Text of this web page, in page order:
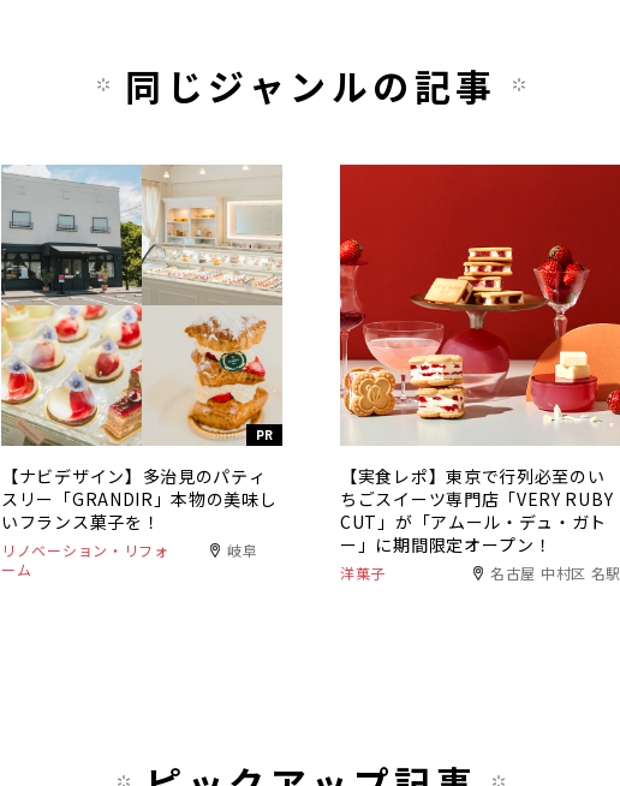
同じジャンルの記事
PR
【ナビデザイン】多治見のパティ
スリー「GRANDIR」本物の美味し
いフランス菓子を！
リノベーション・リフォ
ーム
岐阜
【実食レポ】東京で⾏列必⾄のい
ちごスイーツ専⾨店「VERY RUBY
CUT」が「アムール・デュ・ガト
ー」に期間限定オープン！
洋菓子 名古屋 中村区 名駅